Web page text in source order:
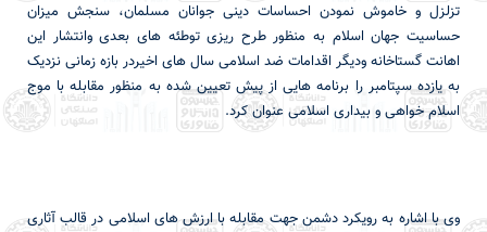
تزلزل و خاموش نمودن احساسات دینی جوانان مسلمان، سنجش میزان
حساسیت جهان اسلام به منظور طرح ریزی توطئه های بعدی وانتشار این
اهانت گستاخانه ودیگر اقدامات ضد اسلامی سال های اخیردر بازه زمانی نزدیک
به یازده سپتامبر را برنامه هایی از پیش تعیین شده به منظور مقابله با موج
اسلام خواهی و بیداری اسلامی عنوان کرد.
وی با اشاره به رویکرد دشمن جهت مقابله با ارزش های اسلامی در قالب آثاری